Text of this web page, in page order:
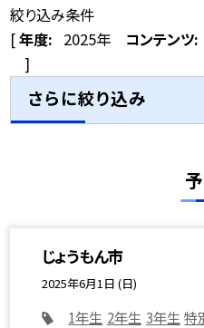
絞り込み条件
[年度: 2025年 コンテンツ:
]
さらに絞り込み
じょうもん市
2025年6月1日 (日)
1年生 2年生 3年生 特